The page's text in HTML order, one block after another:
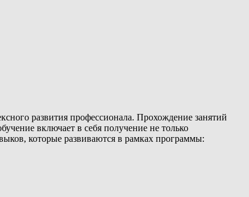
развития профессионала. Прохождение занятий
включает в себя получение не только
которые развиваются в рамках программы: